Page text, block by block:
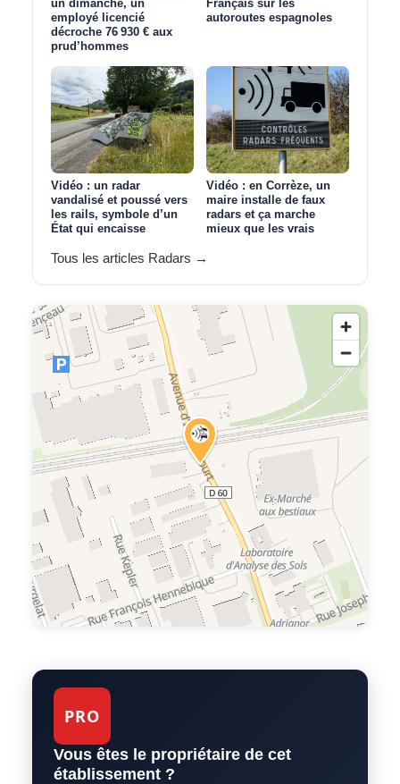
un dimanche, un
employé licencié
décroche 76 930 € aux
prud’hommes
Français sur les
autoroutes espagnoles
Vidéo : un radar
vandalisé et poussé vers
les rails, symbole d’un
État qui encaisse
Vidéo : en Corrèze, un
maire installe de faux
radars et ça marche
mieux que les vrais
Tous les articles Radars →
PRO
Vous êtes le propriétaire de cet
établissement ?